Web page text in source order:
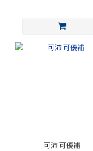
可沛 可優補